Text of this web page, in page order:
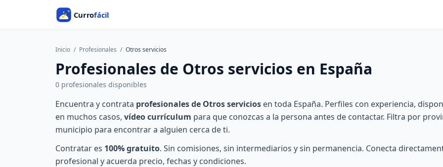
Inicio / Profesionales / Otros servicios
Profesionales de Otros servicios en España
0 profesionales disponibles
Encuentra y contrata profesionales de Otros servicios en toda España. Perfiles con experiencia,
en muchos casos, vídeo currículum para que conozcas a la persona antes de contactar. Filtra por
municipio para encontrar a alguien cerca de ti.
Contratar es 100% gratuito. Sin comisiones, sin intermediarios y sin permanencia. Conecta
profesional y acuerda precio, fechas y condiciones.